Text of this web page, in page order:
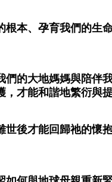
本、孕育我們的生
們的大地媽媽與陪伴
才能和諧地繁衍與提
世後才能回歸祂的懷